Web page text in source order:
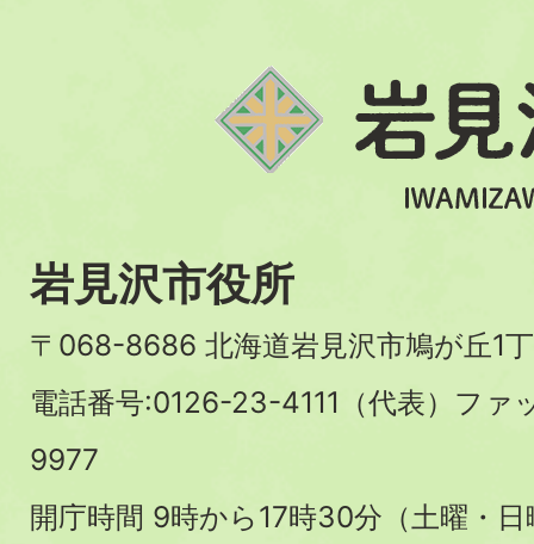
岩見沢市役所
〒068-8686 北海道岩見沢市鳩が丘1
電話番号:0126-23-4111（代表）フ
9977
開庁時間 9時から17時30分（土曜・